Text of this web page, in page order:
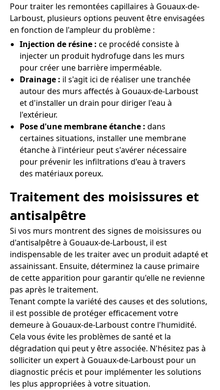
Pour traiter les remontées capillaires à Gouaux-de-
Larboust, plusieurs options peuvent être envisagées
en fonction de l'ampleur du problème :
Injection de résine : ce procédé consiste à
injecter un produit hydrofuge dans les murs
pour créer une barrière imperméable.
Drainage : il s'agit ici de réaliser une tranchée
autour des murs affectés à Gouaux-de-Larboust
et d'installer un drain pour diriger l'eau à
l'extérieur.
Pose d'une membrane étanche : dans
certaines situations, installer une membrane
étanche à l'intérieur peut s'avérer nécessaire
pour prévenir les infiltrations d'eau à travers
des matériaux poreux.
Traitement des moisissures et
antisalpêtre
Si vos murs montrent des signes de moisissures ou
d'antisalpêtre à Gouaux-de-Larboust, il est
indispensable de les traiter avec un produit adapté et
assainissant. Ensuite, déterminez la cause primaire
de cette apparition pour garantir qu'elle ne revienne
pas après le traitement.
Tenant compte la variété des causes et des solutions,
il est possible de protéger efficacement votre
demeure à Gouaux-de-Larboust contre l'humidité.
Cela vous évite les problèmes de santé et la
dégradation qui peut y être associée. N'hésitez pas à
solliciter un expert à Gouaux-de-Larboust pour un
diagnostic précis et pour implémenter les solutions
les plus appropriées à votre situation.